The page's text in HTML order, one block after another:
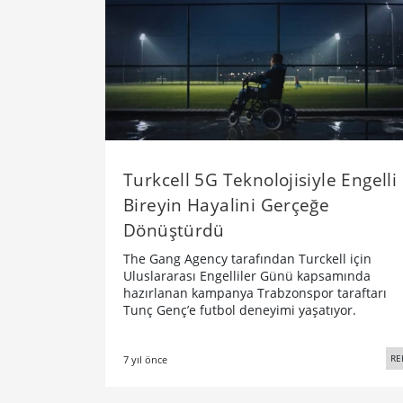
Turkcell 5G Teknolojisiyle Engelli
Bireyin Hayalini Gerçeğe
Dönüştürdü
The Gang Agency tarafından Turckell için
Uluslararası Engelliler Günü kapsamında
hazırlanan kampanya Trabzonspor taraftarı
Tunç Genç’e futbol deneyimi yaşatıyor.
7 yıl önce